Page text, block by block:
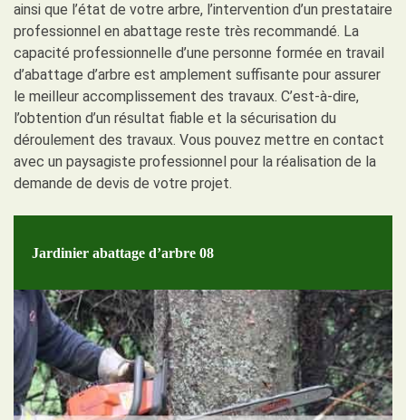
ainsi que l’état de votre arbre, l’intervention d’un prestataire
professionnel en abattage reste très recommandé. La
capacité professionnelle d’une personne formée en travail
d’abattage d’arbre est amplement suffisante pour assurer
le meilleur accomplissement des travaux. C’est-à-dire,
l’obtention d’un résultat fiable et la sécurisation du
déroulement des travaux. Vous pouvez mettre en contact
avec un paysagiste professionnel pour la réalisation de la
demande de devis de votre projet.
Jardinier abattage d’arbre 08